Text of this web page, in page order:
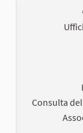
Consulta